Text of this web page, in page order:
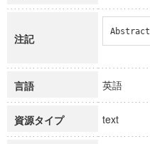
注記
Abstract
言語 英語
資源タイプ text